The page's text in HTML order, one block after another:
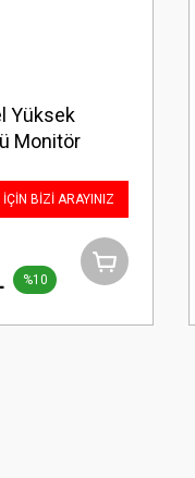
Yüksek
Monitör
BİZİ ARAYINIZ
%10